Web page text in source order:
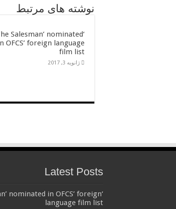
نوشته های مرتبط
Salesman’ nominated
OFCS’ foreign language
film list
ژانویه 3, 2017
Latest Posts
nominated in OFCS’ foreign
language film list